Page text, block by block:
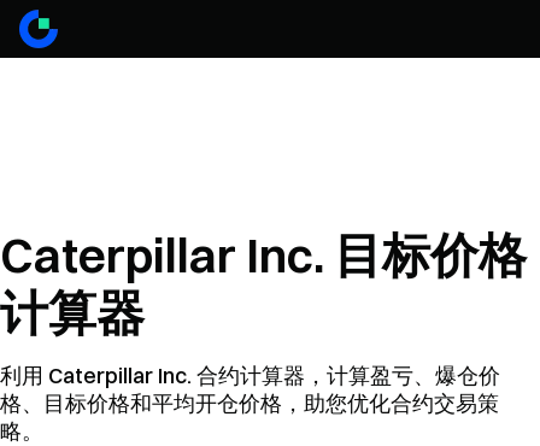
Caterpillar Inc. 目标价格
计算器
利用 Caterpillar Inc. 合约计算器，计算盈亏、爆仓价
格、目标价格和平均开仓价格，助您优化合约交易策
略。